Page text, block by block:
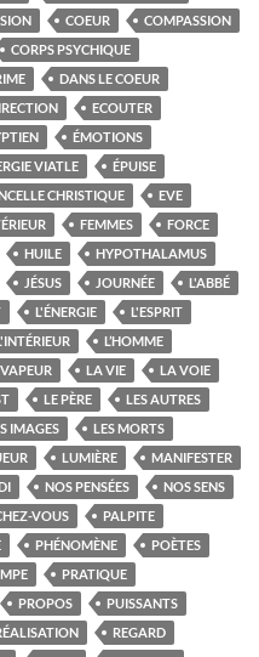
COEUR
COMPASSION
CORPS PSYCHIQUE
DANS LE COEUR
ECOUTER
ÉMOTIONS
VIATLE
ÉPUISE
CHRISTIQUE
EVE
FEMMES
FORCE
HUILE
HYPOTHALAMUS
JÉSUS JOURNÉE
L'ABBÉ
L'ÉNERGIE
L'ESPRIT
L’HOMME
LA VIE
LA VOIE
LE PÈRE
LES AUTRES
IMAGES
LES MORTS
LUMIÈRE
MANIFESTER
NOS PENSÉES
NOS SENS
VOUS
PALPITE
PHÉNOMÈNE
POÈTES
PRATIQUE
PROPOS
PUISSANTS
REGARD